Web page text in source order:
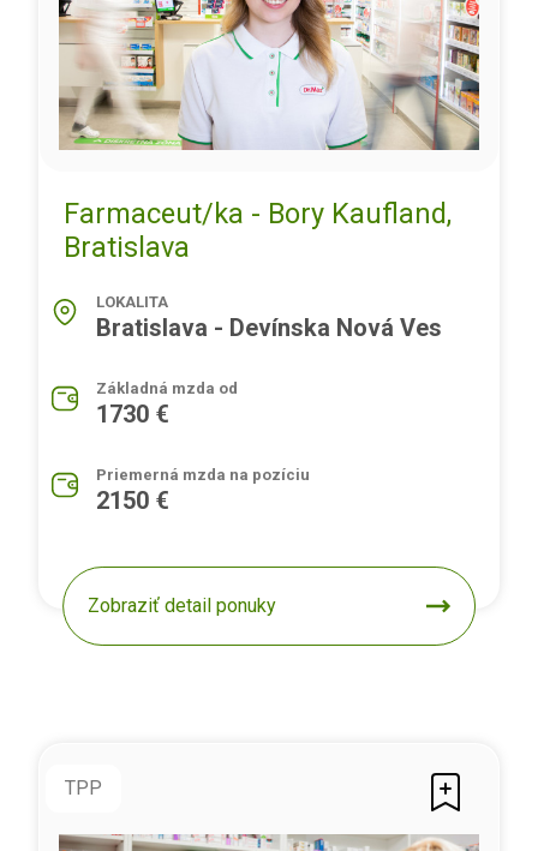
Farmaceut/ka - Bory Kaufland,
Bratislava
LOKALITA
Bratislava - Devínska Nová Ves
Základná mzda od
1730 €
Priemerná mzda na pozíciu
2150 €
Zobraziť detail ponuky
TPP